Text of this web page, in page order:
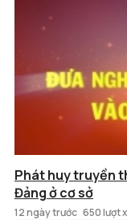
Phát huy truyền
Đảng ở cơ sở
12 ngày trước 650 lượt